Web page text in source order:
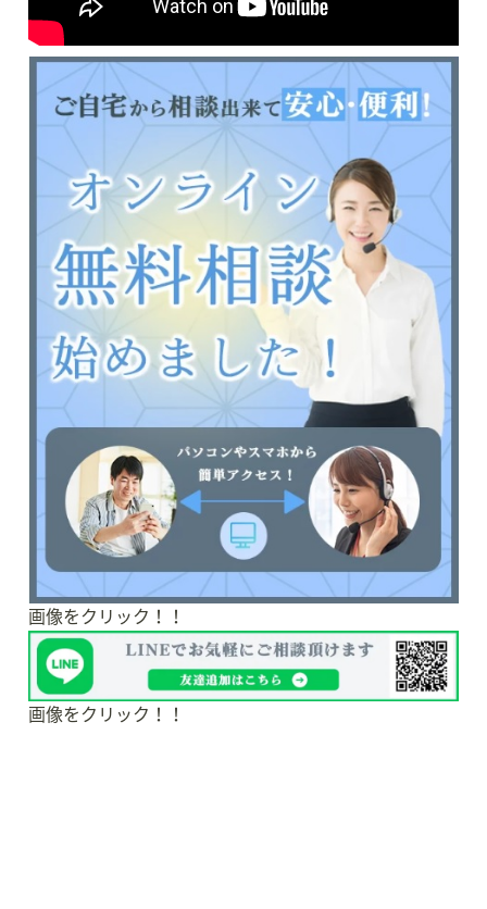
画像をクリック！！
画像をクリック！！